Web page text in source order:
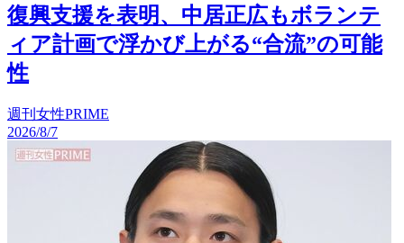
復興支援を表明、中居正広もボランテ
ィア計画で浮かび上がる“合流”の可能
性
週刊女性PRIME
2026/8/7